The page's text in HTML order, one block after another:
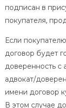
подписан в
покупателя,
Если
договор будет
доверенность с
адвокат/
имени договор
В этом случае